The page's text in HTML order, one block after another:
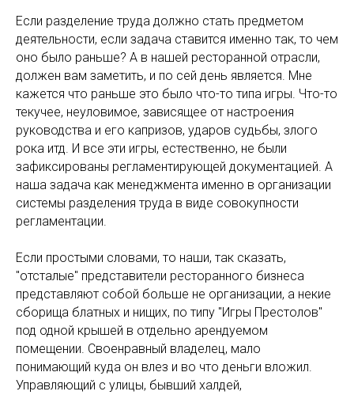
Если разделение труда должно стать предметом
деятельности, если задача ставится именно так, то чем
оно было раньше? А в нашей ресторанной отрасли,
должен вам заметить, и по сей день является. Мне
кажется что раньше это было что-то типа игры. Что-то
текучее, неуловимое, зависящее от настроения
руководства и его капризов, ударов судьбы, злого
рока итд. И все эти игры, естественно, не были
зафиксированы регламентирующей документацией. А
наша задача как менеджмента именно в организации
системы разделения труда в виде совокупности
регламентации.
Если простыми словами, то наши, так сказать,
"отсталые" представители ресторанного бизнеса
представляют собой больше не организации, а некие
сборища блатных и нищих, по типу "Игры Престолов"
под одной крышей в отдельно арендуемом
помещении. Своенравный владелец, мало
понимающий куда он влез и во что деньги вложил.
Управляющий с улицы, бывший халдей,